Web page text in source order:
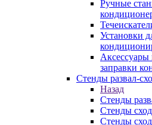
Ручные
Установки
Аксессуары
заправки
Стенды развал-
Назад
Стенды
Стенды
Стенды